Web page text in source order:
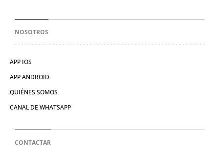
NOSOTROS
APP IOS
APP ANDROID
QUIÉNES SOMOS
CANAL DE WHATSAPP
CONTACTAR